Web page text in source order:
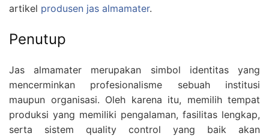
artikel produsen jas almamater.
Penutup
Jas almamater merupakan simbol identitas yang
mencerminkan profesionalisme sebuah institusi
maupun organisasi. Oleh karena itu, memilih tempat
produksi yang memiliki pengalaman, fasilitas lengkap,
serta sistem quality control yang baik akan